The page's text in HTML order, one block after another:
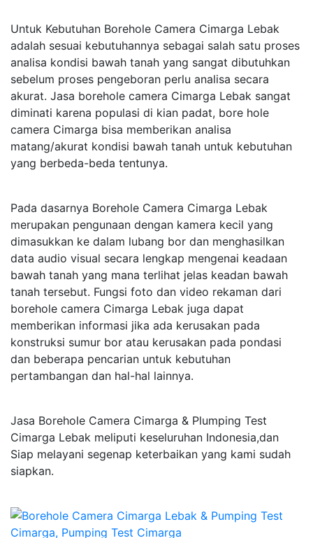
Untuk Kebutuhan Borehole Camera Cimarga Lebak
adalah sesuai kebutuhannya sebagai salah satu proses
analisa kondisi bawah tanah yang sangat dibutuhkan
sebelum proses pengeboran perlu analisa secara
akurat. Jasa borehole camera Cimarga Lebak sangat
diminati karena populasi di kian padat, bore hole
camera Cimarga bisa memberikan analisa
matang/akurat kondisi bawah tanah untuk kebutuhan
yang berbeda-beda tentunya.
Pada dasarnya Borehole Camera Cimarga Lebak
merupakan pengunaan dengan kamera kecil yang
dimasukkan ke dalam lubang bor dan menghasilkan
data audio visual secara lengkap mengenai keadaan
bawah tanah yang mana terlihat jelas keadan bawah
tanah tersebut. Fungsi foto dan video rekaman dari
borehole camera Cimarga Lebak juga dapat
memberikan informasi jika ada kerusakan pada
konstruksi sumur bor atau kerusakan pada pondasi
dan beberapa pencarian untuk kebutuhan
pertambangan dan hal-hal lainnya.
Jasa Borehole Camera Cimarga & Plumping Test
Cimarga Lebak meliputi keseluruhan Indonesia,dan
Siap melayani segenap keterbaikan yang kami sudah
siapkan.